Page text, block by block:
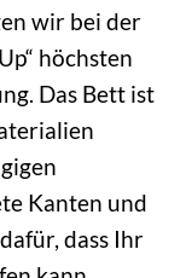
wir bei der
höchsten
Das Bett ist
Kanten und
dass Ihr